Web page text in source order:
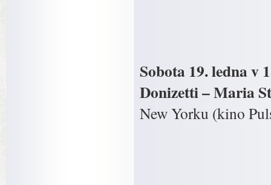
Sobota 19. ledna
Donizetti – Maria
New Yorku (kino